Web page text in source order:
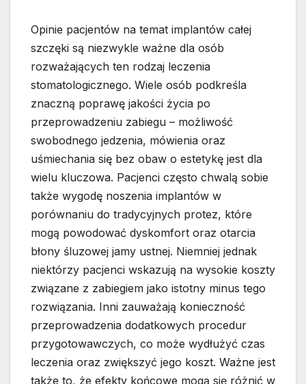
Opinie pacjentów na temat implantów całej
szczęki są niezwykle ważne dla osób
rozważających ten rodzaj leczenia
stomatologicznego. Wiele osób podkreśla
znaczną poprawę jakości życia po
przeprowadzeniu zabiegu – możliwość
swobodnego jedzenia, mówienia oraz
uśmiechania się bez obaw o estetykę jest dla
wielu kluczowa. Pacjenci często chwalą sobie
także wygodę noszenia implantów w
porównaniu do tradycyjnych protez, które
mogą powodować dyskomfort oraz otarcia
błony śluzowej jamy ustnej. Niemniej jednak
niektórzy pacjenci wskazują na wysokie koszty
związane z zabiegiem jako istotny minus tego
rozwiązania. Inni zauważają konieczność
przeprowadzenia dodatkowych procedur
przygotowawczych, co może wydłużyć czas
leczenia oraz zwiększyć jego koszt. Ważne jest
także to, że efekty końcowe mogą się różnić w